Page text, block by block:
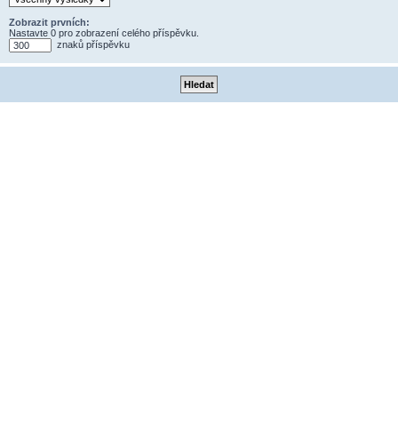
Zobrazit prvních:
Nastavte 0 pro zobrazení celého příspěvku.
znaků příspěvku